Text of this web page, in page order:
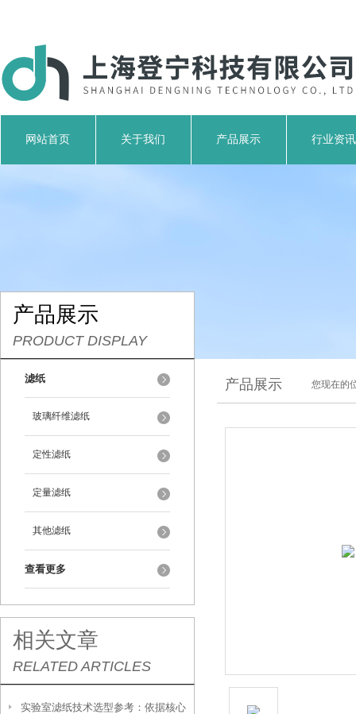
网站首页 关于我们 产品展示 行业资讯
产品展示
PRODUCT DISPLAY
滤纸
玻璃纤维滤纸
定性滤纸
定量滤纸
其他滤纸
查看更多
相关文章
RELATED ARTICLES
实验室滤纸技术选型参考：依据核心
产品展示 您现在的